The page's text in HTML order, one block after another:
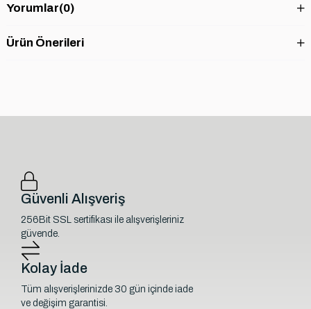
Yorumlar(0)
Ürün Önerileri
Güvenli Alışveriş
256Bit SSL sertifikası ile alışverişleriniz
güvende.
Kolay İade
Tüm alışverişlerinizde 30 gün içinde iade
ve değişim garantisi.